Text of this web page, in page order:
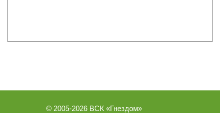
© 2005-2026 ВСК «Гнездом»